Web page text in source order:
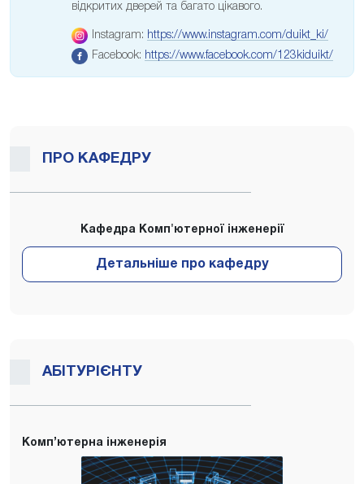
відкритих дверей та багато цікавого.
Instagram: https://www.instagram.com/duikt_ki/
Facebook: https://www.facebook.com/123kiduikt/
ПРО КАФЕДРУ
Кафедра Комп'ютерної інженерії
АБІТУРІЄНТУ
Комп’ютерна інженерія